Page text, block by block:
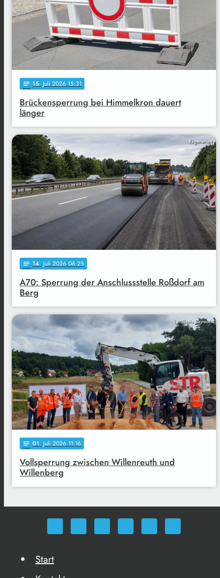
notes 15. Juli 2026 15:31
Brückensperrung bei Himmelkron dauert
länger
KI-generiert
notes 14. Juli 2026 06:25
A70: Sperrung der Anschlussstelle Roßdorf am
Berg
Landkreis Bayreuth
notes 01. Juli 2026 11:16
Vollsperrung zwischen Willenreuth und
Willenberg
Start